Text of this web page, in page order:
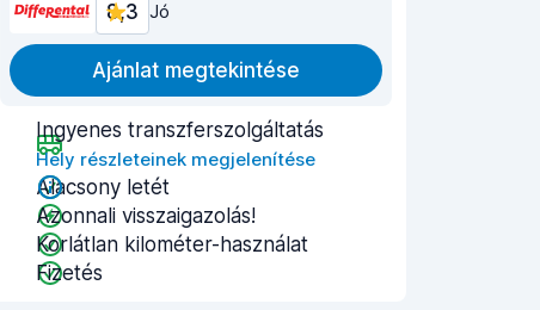
8,3 Jó
Ajánlat megtekintése
Ingyenes transzferszolgáltatás
Hely részleteinek megjelenítése
Alacsony letét
Azonnali visszaigazolás!
Korlátlan kilométer-használat
Fizetés